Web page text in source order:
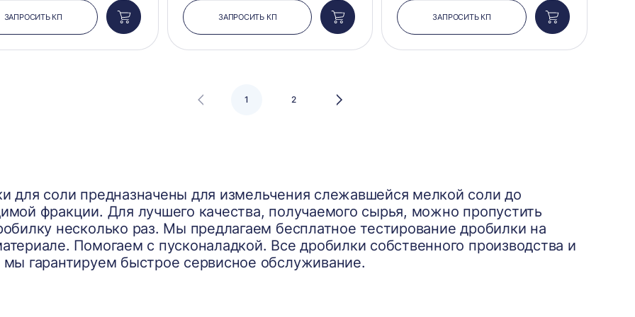
ЗАПРОСИТЬ КП
Добавить
в
корзину
ЗАПРОСИТЬ КП
Добавить
в
корзину
ЗАПРОСИТЬ КП
Добавить
в
корзину
1 2
Следующая
для соли предназначены для измельчения слежавшейся мелкой соли до
фракции. Для лучшего качества, получаемого сырья, можно пропустить
несколько раз. Мы предлагаем бесплатное тестирование дробилки на
Помогаем с пусконаладкой. Все дробилки собственного производства и
мы гарантируем быстрое сервисное обслуживание.